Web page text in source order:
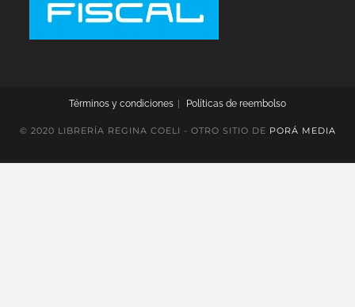
Términos y condiciones Políticas de reembolso
© 2020 LIBRERÍA REGINA COELI - OTRO SITIO DE PORÁ MEDIA